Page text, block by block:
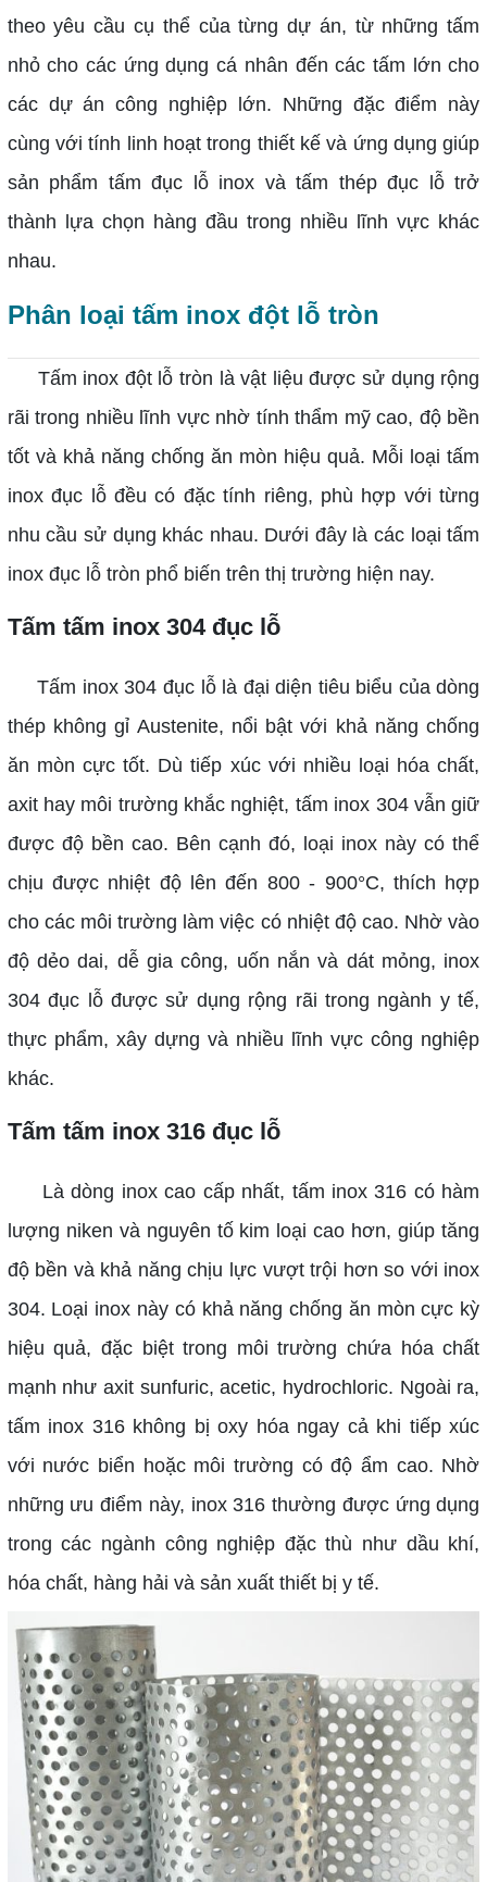
theo yêu cầu cụ thể của từng dự án, từ những tấm
nhỏ cho các ứng dụng cá nhân đến các tấm lớn cho
các dự án công nghiệp lớn. Những đặc điểm này
cùng với tính linh hoạt trong thiết kế và ứng dụng giúp
sản phẩm tấm đục lỗ inox và tấm thép đục lỗ trở
thành lựa chọn hàng đầu trong nhiều lĩnh vực khác
nhau.
Phân loại tấm inox đột lỗ tròn
Tấm inox đột lỗ tròn là vật liệu được sử dụng rộng
rãi trong nhiều lĩnh vực nhờ tính thẩm mỹ cao, độ bền
tốt và khả năng chống ăn mòn hiệu quả. Mỗi loại tấm
inox đục lỗ đều có đặc tính riêng, phù hợp với từng
nhu cầu sử dụng khác nhau. Dưới đây là các loại tấm
inox đục lỗ tròn phổ biến trên thị trường hiện nay.
Tấm tấm inox 304 đục lỗ
Tấm inox 304 đục lỗ là đại diện tiêu biểu của dòng
thép không gỉ Austenite, nổi bật với khả năng chống
ăn mòn cực tốt. Dù tiếp xúc với nhiều loại hóa chất,
axit hay môi trường khắc nghiệt, tấm inox 304 vẫn giữ
được độ bền cao. Bên cạnh đó, loại inox này có thể
chịu được nhiệt độ lên đến 800 - 900°C, thích hợp
cho các môi trường làm việc có nhiệt độ cao. Nhờ vào
độ dẻo dai, dễ gia công, uốn nắn và dát mỏng, inox
304 đục lỗ được sử dụng rộng rãi trong ngành y tế,
thực phẩm, xây dựng và nhiều lĩnh vực công nghiệp
khác.
Tấm tấm inox 316 đục lỗ
Là dòng inox cao cấp nhất, tấm inox 316 có hàm
lượng niken và nguyên tố kim loại cao hơn, giúp tăng
độ bền và khả năng chịu lực vượt trội hơn so với inox
304. Loại inox này có khả năng chống ăn mòn cực kỳ
hiệu quả, đặc biệt trong môi trường chứa hóa chất
mạnh như axit sunfuric, acetic, hydrochloric. Ngoài ra,
tấm inox 316 không bị oxy hóa ngay cả khi tiếp xúc
với nước biển hoặc môi trường có độ ẩm cao. Nhờ
những ưu điểm này, inox 316 thường được ứng dụng
trong các ngành công nghiệp đặc thù như dầu khí,
hóa chất, hàng hải và sản xuất thiết bị y tế.